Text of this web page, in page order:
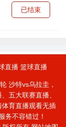
已结束
直播 篮球直播
沙特vs乌拉圭，
五大联赛直播、
育直播观看无插
务不容错过！